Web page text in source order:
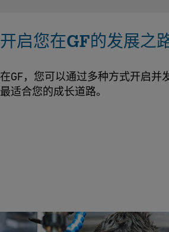
开启您在GF的发展之
在GF，您可以通过多种方式开启并
最适合您的成长道路。